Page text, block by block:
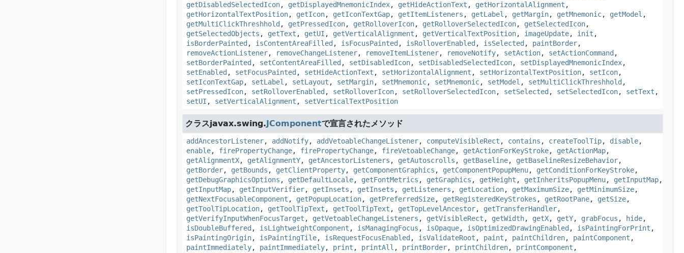
getDisabledSelectedIcon, getDisplayedMnemonicIndex, getHideActionText , getHorizontalAlignment ,
getHorizontalTextPosition, getIcon, getIconTextGap, getItemListeners , getLabel , getMargin, getMnemonic, getModel ,
getMultiClickThreshhold , getPressedIcon, getRolloverIcon, getRolloverSelectedIcon, getSelectedIcon,
getSelectedObjects , getText , getUI , getVerticalAlignment , getVerticalTextPosition, imageUpdate, init ,
isBorderPainted , isContentAreaFilled , isFocusPainted , isRolloverEnabled , isSelected , paintBorder,
removeActionListener, removeChangeListener, removeItemListener, removeNotify, setAction, setActionCommand ,
setBorderPainted , setContentAreaFilled , setDisabledIcon, setDisabledSelectedIcon, setDisplayedMnemonicIndex,
setEnabled , setFocusPainted , setHideActionText , setHorizontalAlignment , setHorizontalTextPosition, setIcon,
setIconTextGap, setLabel , setLayout , setMargin, setMnemonic, setMnemonic, setModel , setMultiClickThreshhold ,
setPressedIcon, setRolloverEnabled , setRolloverIcon, setRolloverSelectedIcon, setSelected , setSelectedIcon, setText ,
setUI , setVerticalAlignment , setVerticalTextPosition
クラスjavax.swing.JComponentで宣言されたメソッド
addAncestorListener, addNotify, addVetoableChangeListener, computeVisibleRect , contains , createToolTip, disable,
enable, firePropertyChange, firePropertyChange, fireVetoableChange, getActionForKeyStroke, getActionMap,
getAlignmentX, getAlignmentY, getAncestorListeners , getAutoscrolls , getBaseline, getBaselineResizeBehavior,
getBorder, getBounds , getClientProperty, getComponentGraphics , getComponentPopupMenu, getConditionForKeyStroke,
getDebugGraphicsOptions , getDefaultLocale, getFontMetrics , getGraphics , getHeight , getInheritsPopupMenu, getInputMap,
getInputMap, getInputVerifier, getInsets , getInsets , getListeners , getLocation, getMaximumSize, getMinimumSize,
getNextFocusableComponent , getPopupLocation, getPreferredSize, getRegisteredKeyStrokes , getRootPane, getSize,
getToolTipLocation, getToolTipText , getToolTipText , getTopLevelAncestor, getTransferHandler,
getVerifyInputWhenFocusTarget , getVetoableChangeListeners , getVisibleRect , getWidth, getX, getY, grabFocus , hide,
isDoubleBuffered , isLightweightComponent , isManagingFocus , isOpaque, isOptimizedDrawingEnabled , isPaintingForPrint ,
isPaintingOrigin, isPaintingTile, isRequestFocusEnabled , isValidateRoot , paint , paintChildren, paintComponent ,
paintImmediately, paintImmediately, print , printAll , printBorder, printChildren, printComponent ,